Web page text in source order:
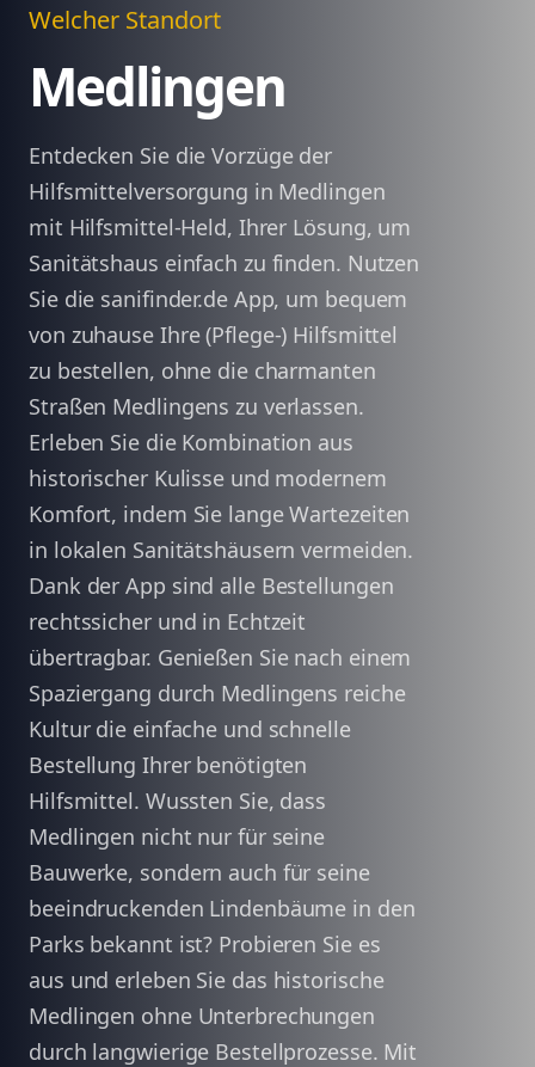
Welcher Standort
Medlingen
Entdecken Sie die Vorzüge der
Hilfsmittelversorgung in Medlingen
mit Hilfsmittel-Held, Ihrer Lösung, um
Sanitätshaus einfach zu finden. Nutzen
Sie die sanifinder.de App, um bequem
von zuhause Ihre (Pflege-) Hilfsmittel
zu bestellen, ohne die charmanten
Straßen Medlingens zu verlassen.
Erleben Sie die Kombination aus
historischer Kulisse und modernem
Komfort, indem Sie lange Wartezeiten
in lokalen Sanitätshäusern vermeiden.
Dank der App sind alle Bestellungen
rechtssicher und in Echtzeit
übertragbar. Genießen Sie nach einem
Spaziergang durch Medlingens reiche
Kultur die einfache und schnelle
Bestellung Ihrer benötigten
Hilfsmittel. Wussten Sie, dass
Medlingen nicht nur für seine
Bauwerke, sondern auch für seine
beeindruckenden Lindenbäume in den
Parks bekannt ist? Probieren Sie es
aus und erleben Sie das historische
Medlingen ohne Unterbrechungen
durch langwierige Bestellprozesse. Mit